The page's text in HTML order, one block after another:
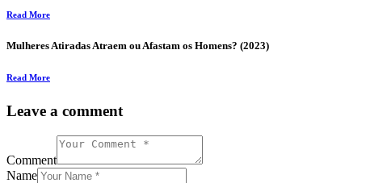
Read More
Mulheres Atiradas Atraem ou Afastam os Homens? (2023)
Read More
Leave a comment
Comment
Name